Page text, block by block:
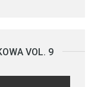
VOL. 9